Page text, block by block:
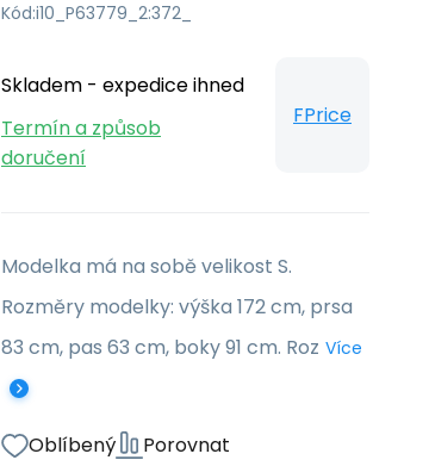
Kód:i10_P63779_2:372_
Skladem - expedice ihned
Termín a způsob
doručení
FPrice
Modelka má na sobě velikost S.
Rozměry modelky: výška 172 cm, prsa
83 cm, pas 63 cm, boky 91 cm. Roz Více
Oblíbený Porovnat